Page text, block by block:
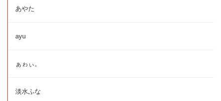
あやた
ayu
ぁゎぃ。
淡水ふな